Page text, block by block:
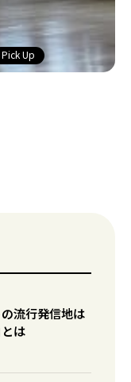
Pick Up
流行発信地は
は